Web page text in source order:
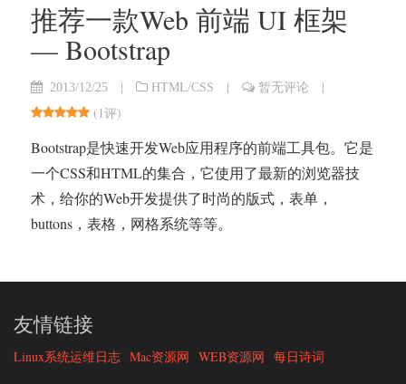
推荐一款Web 前端 UI 框架
— Bootstrap
2013/12/25 | HTML/CSS | 暂无评论
|
(1评)
Bootstrap是快速开发Web应用程序的前端工具包。它是
一个CSS和HTML的集合，它使用了最新的浏览器技
术，给你的Web开发提供了时尚的版式，表单，
buttons，表格，网格系统等等。
友情链接
Linux系统运维日志 Mac资源网 WEB资源网 每日诗词